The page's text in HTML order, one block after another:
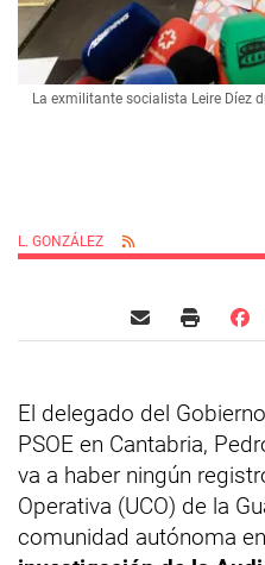
La exmilitante socialista Leire Díez
L. GONZÁLEZ
El delegado del
PSOE en Cantabria,
va a haber ningún
Operativa (UCO) de la
comunidad autónoma en